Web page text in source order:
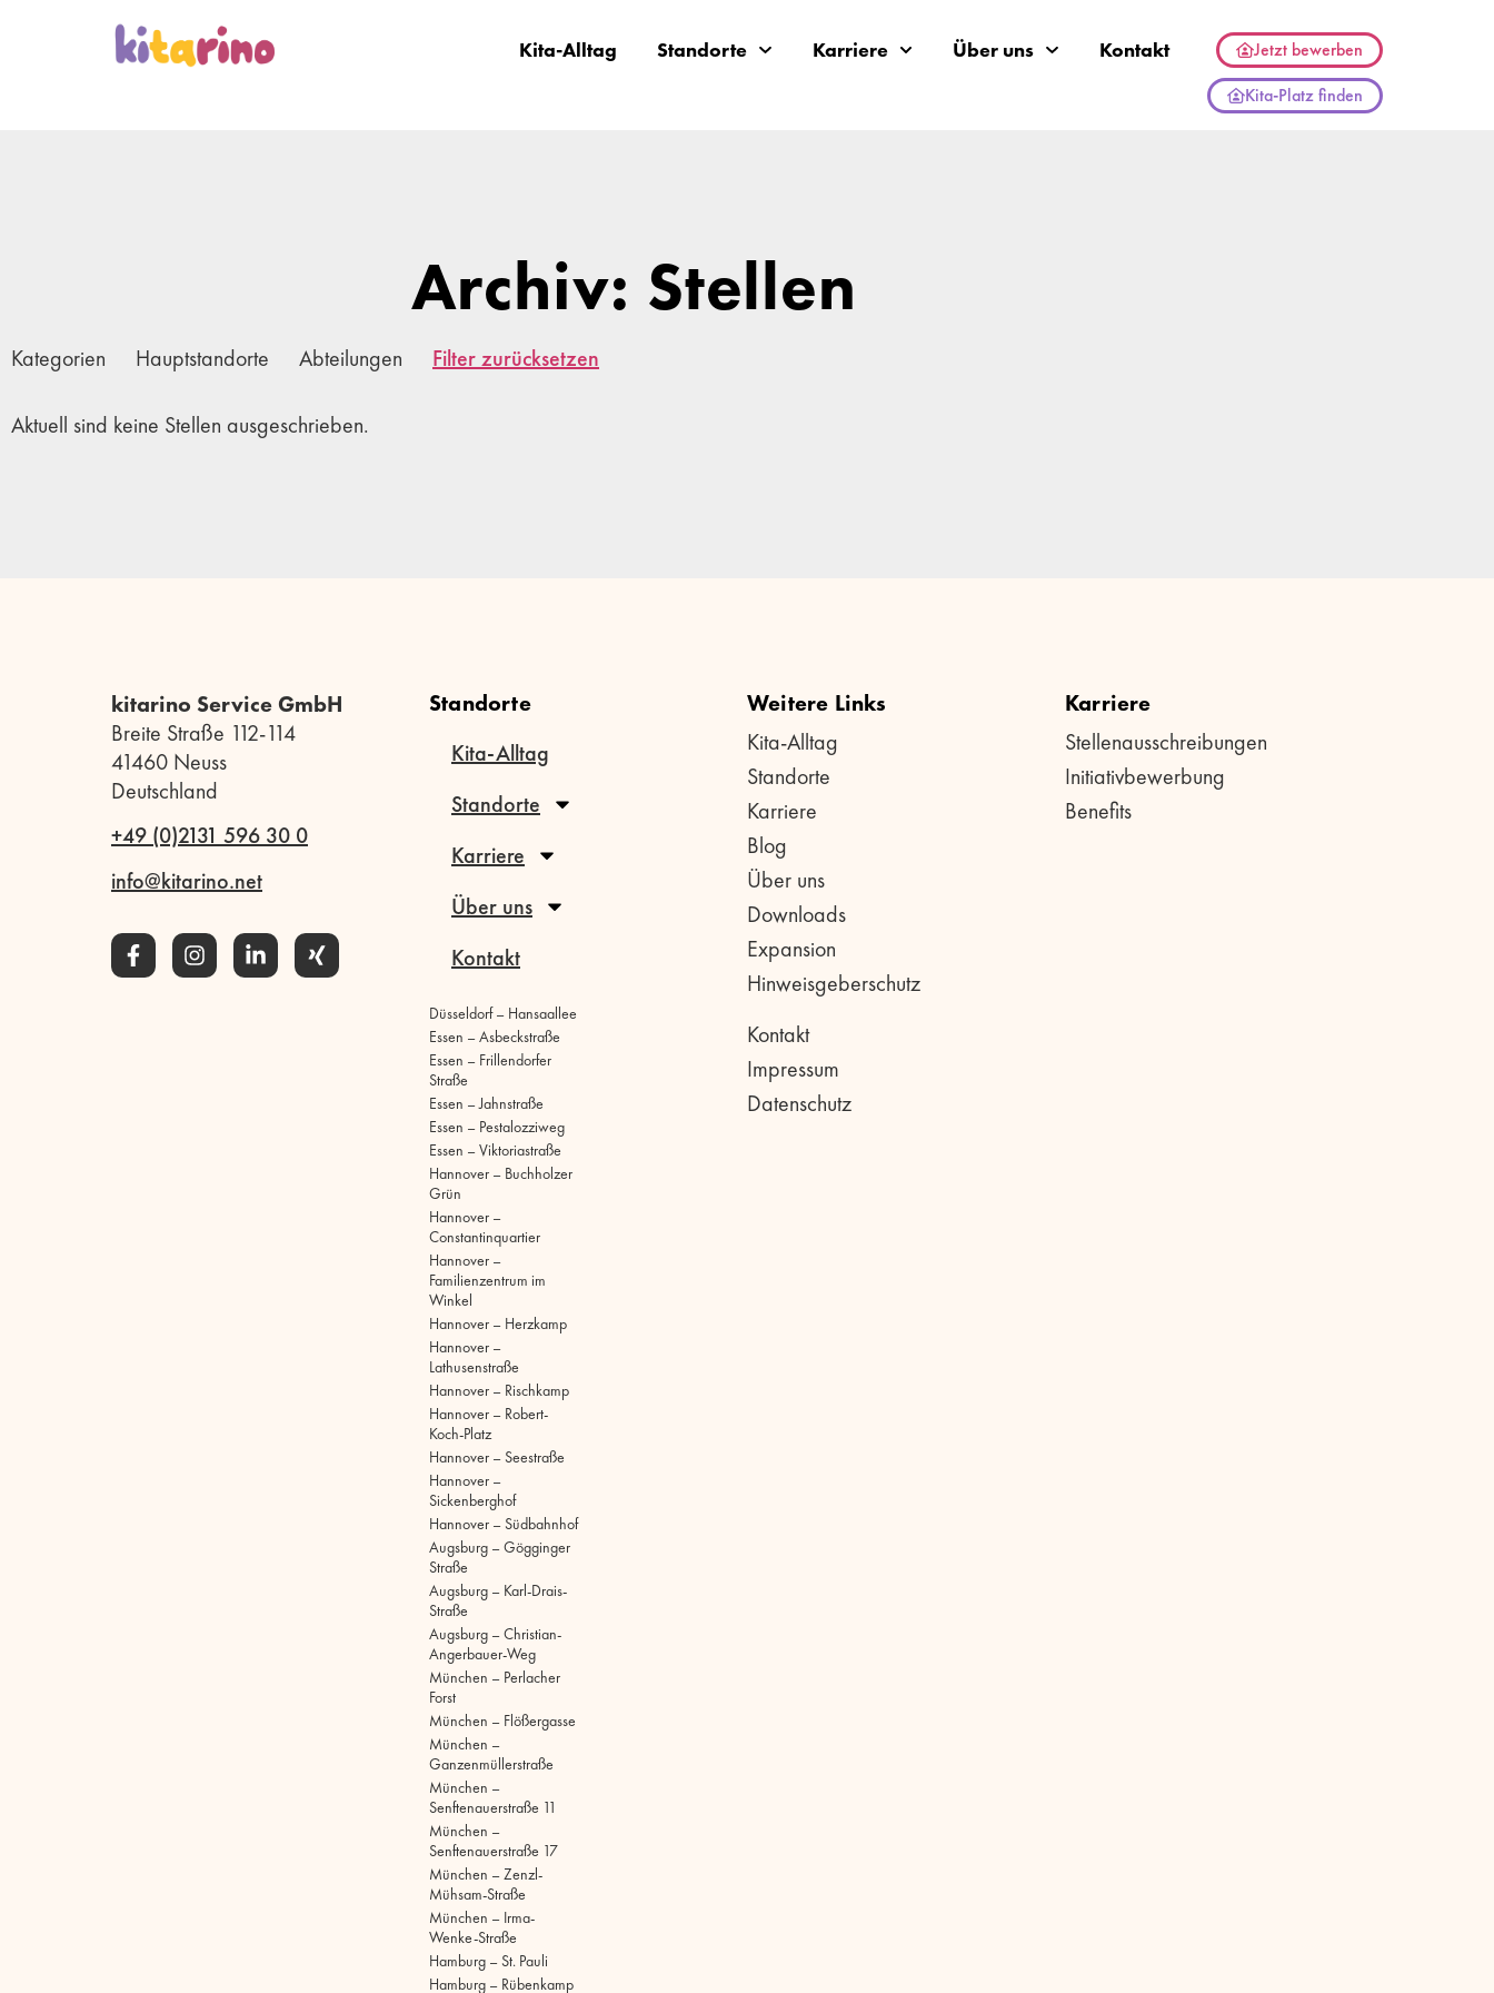
Kita-Alltag Standorte Karriere Über uns Kontakt
Jetzt bewerben
Kita-Platz finden
Archiv: Stellen
Kategorien Hauptstandorte Abteilungen Filter zurücksetzen
Aktuell sind keine Stellen ausgeschrieben.
kitarino Service GmbH
Breite Straße 112-114
41460 Neuss
Deutschland
+49 (0)2131 596 30 0
info@kitarino.net
Standorte
Kita-Alltag
Standorte
Karriere
Über uns
Kontakt
Düsseldorf – Hansaallee
Essen – Asbeckstraße
Essen – Frillendorfer
Straße
Essen – Jahnstraße
Essen – Pestalozziweg
Essen – Viktoriastraße
Hannover – Buchholzer
Grün
Hannover –
Constantinquartier
Hannover –
Familienzentrum im
Winkel
Hannover – Herzkamp
Hannover –
Lathusenstraße
Hannover – Rischkamp
Hannover – Robert-
Koch-Platz
Hannover – Seestraße
Hannover –
Sickenberghof
Hannover – Südbahnhof
Augsburg – Gögginger
Straße
Augsburg – Karl-Drais-
Straße
Augsburg – Christian-
Angerbauer-Weg
München – Perlacher
Forst
München – Flößergasse
München –
Ganzenmüllerstraße
München –
Senftenauerstraße 11
München –
Senftenauerstraße 17
München – Zenzl-
Mühsam-Straße
München – Irma-
Wenke-Straße
Hamburg – St. Pauli
Hamburg – Rübenkamp
Weitere Links
Kita-Alltag
Standorte
Karriere
Blog
Über uns
Downloads
Expansion
Hinweisgeberschutz
Kontakt
Impressum
Datenschutz
Karriere
Stellenausschreibungen
Initiativbewerbung
Benefits